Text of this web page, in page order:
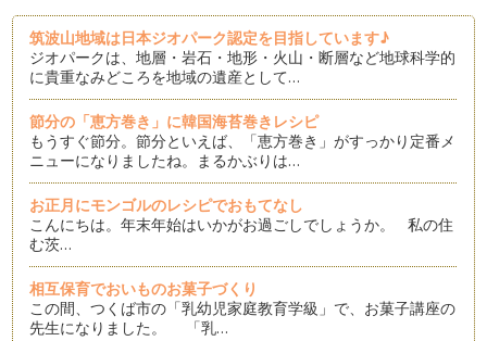
筑波山地域は日本ジオパーク認定を目指しています♪
ジオパークは、地層・岩石・地形・火山・断層など地球科学的
に貴重なみどころを地域の遺産として…
節分の「恵方巻き」に韓国海苔巻きレシピ
もうすぐ節分。節分といえば、「恵方巻き」がすっかり定番メ
ニューになりましたね。まるかぶりは…
お正月にモンゴルのレシピでおもてなし
こんにちは。年末年始はいかがお過ごしでしょうか。 私の住
む茨…
相互保育でおいものお菓子づくり
この間、つくば市の「乳幼児家庭教育学級」で、お菓子講座の
先生になりました。 「乳…